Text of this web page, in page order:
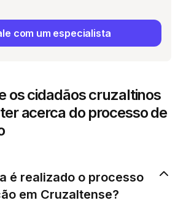
os cidadãos cruzaltinos
acerca do processo de
é realizado o processo
em Cruzaltense?
com um especialista